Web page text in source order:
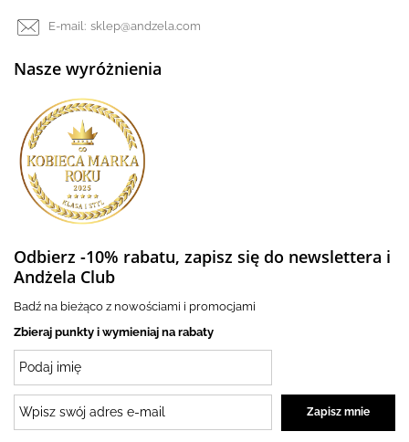
E-mail: sklep@andzela.com
Nasze wyróżnienia
Odbierz -10% rabatu, zapisz się do newslettera i
Andżela Club
Badź na bieżąco z nowościami i promocjami
Zbieraj punkty i wymieniaj na rabaty